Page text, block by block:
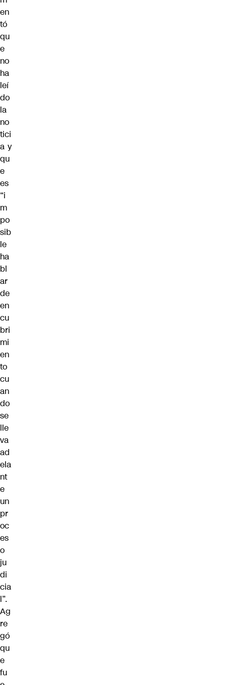
en
tó
qu
e
no
ha
leí
do
la
no
tici
a y
qu
e
es
“i
m
po
sib
le
ha
bl
ar
de
en
cu
bri
mi
en
to
cu
an
do
se
lle
va
ad
ela
nt
e
un
pr
oc
es
o
ju
di
cia
l”.
Ag
re
gó
qu
e
fu